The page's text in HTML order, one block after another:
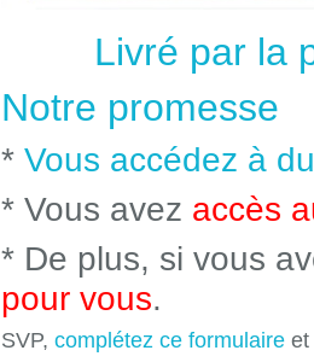
Livré par la
Notre promesse
* Vous accédez à du
* Vous avez accès
* De plus, si vous
pour vous.
SVP, complétez ce formulaire et